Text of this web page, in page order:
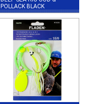
POLLACK BLACK